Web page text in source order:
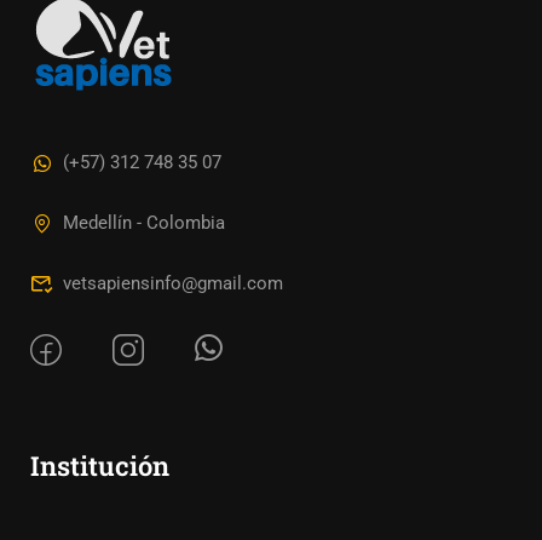
(+57) 312 748 35 07
Medellín - Colombia
vetsapiensinfo@gmail.com
Institución